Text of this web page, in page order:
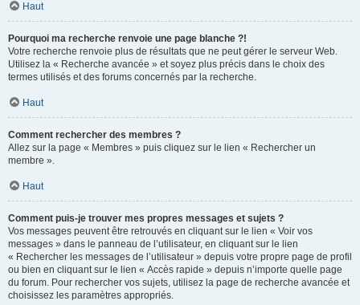
Haut
Pourquoi ma recherche renvoie une page blanche ?!
Votre recherche renvoie plus de résultats que ne peut gérer le serveur Web.
Utilisez la « Recherche avancée » et soyez plus précis dans le choix des
termes utilisés et des forums concernés par la recherche.
Haut
Comment rechercher des membres ?
Allez sur la page « Membres » puis cliquez sur le lien « Rechercher un
membre ».
Haut
Comment puis-je trouver mes propres messages et sujets ?
Vos messages peuvent être retrouvés en cliquant sur le lien « Voir vos
messages » dans le panneau de l’utilisateur, en cliquant sur le lien
« Rechercher les messages de l’utilisateur » depuis votre propre page de profil
ou bien en cliquant sur le lien « Accès rapide » depuis n’importe quelle page
du forum. Pour rechercher vos sujets, utilisez la page de recherche avancée et
choisissez les paramètres appropriés.